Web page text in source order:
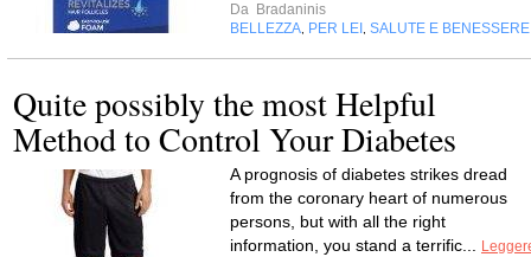
Da Bradaninis
BELLEZZA PER LEI SALUTE E BENESSERE
Quite possibly the most Helpful
Method to Control Your Diabetes
A prognosis of diabetes strikes dread
from the coronary heart of numerous
persons, but with all the right
information, you stand a terrific...